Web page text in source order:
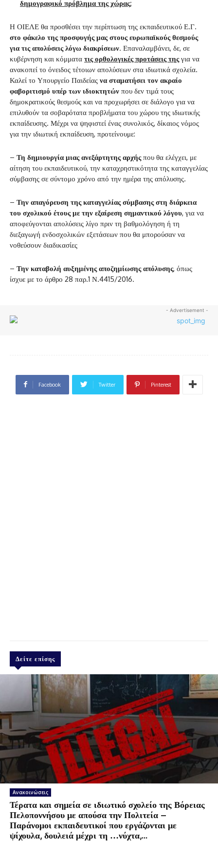
δημογραφικό πρόβλημα της χώρας;
Η ΟΙΕΛΕ θα προσθέσει την περίπτωση της εκπαιδευτικού Ε.Γ.
στο φάκελο της προσφυγής μας στους ευρωπαϊκούς θεσμούς
για τις απολύσεις λόγω διακρίσεων. Επαναλαμβάνει, δε, σε
κυβέρνηση και κόμματα τις ορθολογικές προτάσεις τηςγια να
ανακοπεί το όνειδος τέτοιων απολύσεων στα ιδιωτικά σχολεία.
Καλεί το Υπουργείο Παιδείας να σταματήσει τον ακραίο
φαβοριτισμό υπέρ των ιδιοκτητών που δεν τιμά τους
δημοκρατικούς θεσμούς και να προχωρήσει σε διάλογο για να
επιλυθούν τα σοβαρότατα προβλήματα του χώρου της ιδιωτικής
εκπαίδευσης. Μέχρι να ψηφιστεί ένας συνολικός, δίκαιος νόμος
για την ιδιωτική εκπαίδευση, προτείνουμε:
– Τη δημιουργία μιας ανεξάρτητης αρχήςπου θα ελέγχει, με
αίτηση του εκπαιδευτικού, την καταχρηστικότητα της καταγγελίας
σύμβασης σε σύντομο χρόνο από την ημέρα της απόλυσης.
– Την απαγόρευση της καταγγελίας σύμβασης στη διάρκεια
του σχολικού έτους με την εξαίρεση σημαντικού λόγου, για να
αποφεύγονται απολύσεις λίγο πριν τη βαθμολόγηση ή τη
διεξαγωγή ενδοσχολικών εξετάσεων που θα μπορούσαν να
νοθεύσουν διαδικασίες
– Την καταβολή αυξημένης αποζημίωσης απόλυσης, όπως
ίσχυε με το άρθρο 28 παρ.1 Ν.4415/2016.
- Advertisement -
Facebook Twitter Pinterest
Δείτε επίσης
Ανακοινώσεις
Τέρατα και σημεία σε ιδιωτικό σχολείο της Βόρειας
Πελοποννήσου με απούσα την Πολιτεία –
Παράνομοι εκπαιδευτικοί που εργάζονται με
ψίχουλα, δουλειά μέχρι τη …νύχτα,...